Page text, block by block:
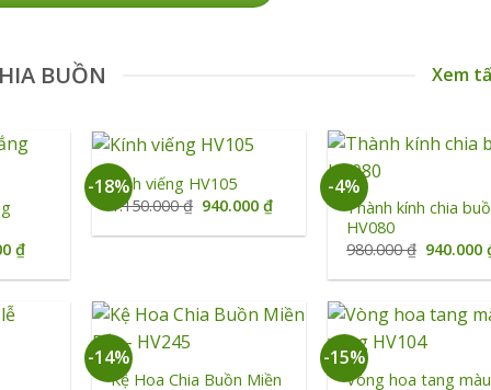
BUỒN Xem
₫Giá
tại
890.000 ₫.
-18%
+
Kính viếng HV105
1.150.000₫ Giá
là:
940.000₫Giá
tại
-4%
+
Thành kính chia
HV080
980.000₫ Giá
là:
940.000
-14%
+
Kệ Hoa Chia Buồn Miền
-15%
+
Vòng hoa tang màu